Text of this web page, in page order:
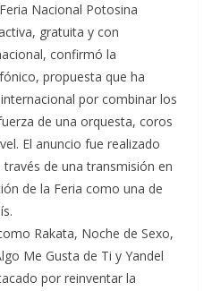
Nacional Potosina
gratuita y con
confirmó la
propuesta que ha
por combinar los
de una orquesta, coros
El anuncio fue realizado
de una transmisión en
de la Feria como una de
Rakata, Noche de Sexo,
Me Gusta de Ti y Yandel
por reinventar la